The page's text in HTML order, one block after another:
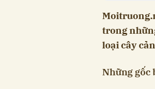
trong
loại cây
Những gốc